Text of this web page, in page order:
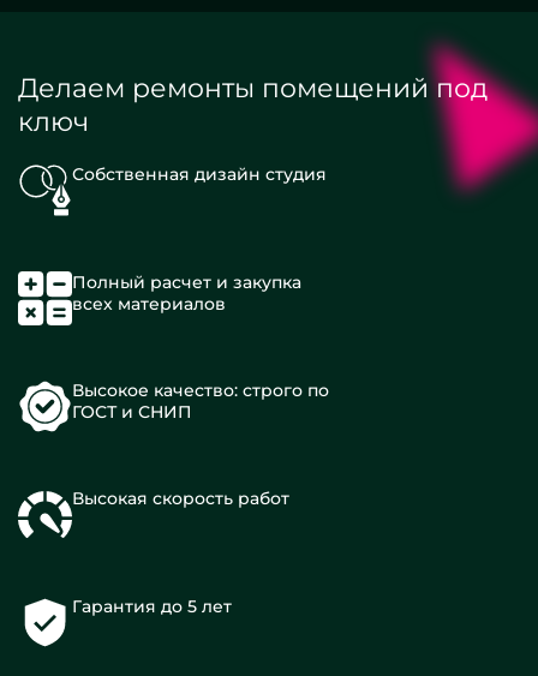
Делаем ремонты помещений под
ключ
Собственная дизайн студия
Полный расчет и закупка
всех материалов
Высокое качество: строго по
ГОСТ и СНИП
Высокая скорость работ
Гарантия до 5 лет